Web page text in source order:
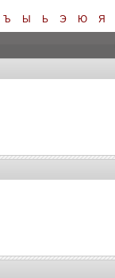
Ъ Ы Ь Э Ю Я